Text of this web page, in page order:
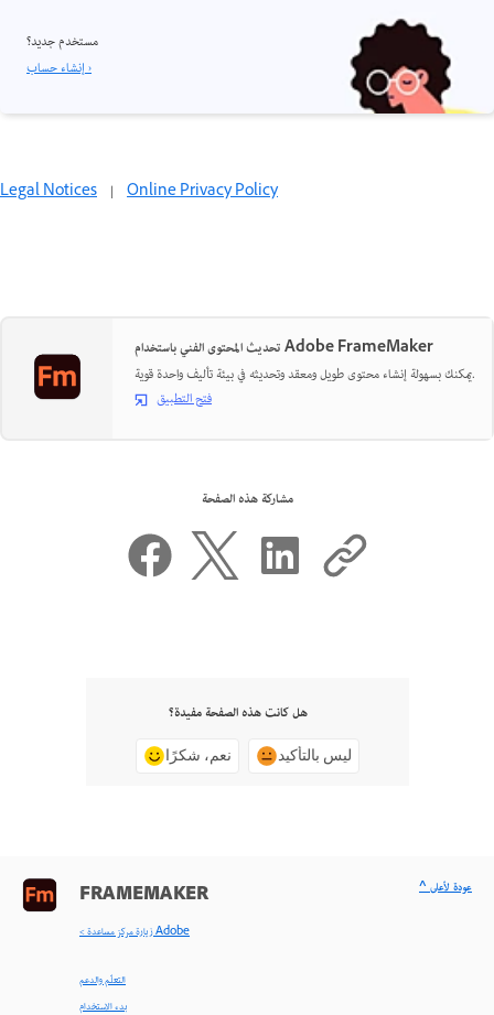
مستخدم جديد؟
إنشاء حساب ›
Legal Notices | Online Privacy Policy
تحديث المحتوى الفني باستخدام Adobe FrameMaker
يمكنك بسهولة إنشاء محتوى طويل ومعقد وتحديثه في بيئة تأليف واحدة قوية.
فتح التطبيق
مشاركة هذه الصفحة
هل كانت هذه الصفحة مفيدة؟
نعم، شكرًا ليس بالتأكيد
FRAMEMAKER
< زيارة مركز مساعدة Adobe
التعلّم والدعم
بدء الاستخدام
^ عودة لأعلى